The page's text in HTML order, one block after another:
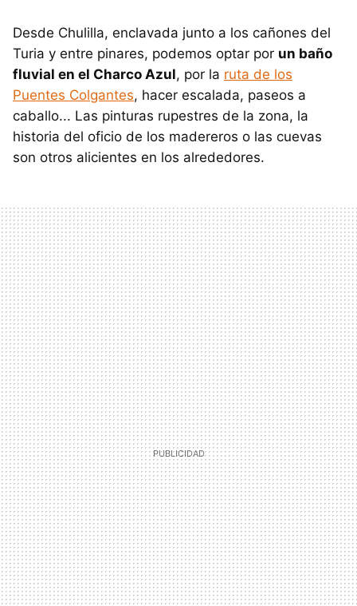
Desde Chulilla, enclavada junto a los cañones del
Turia y entre pinares, podemos optar por un baño
fluvial en el Charco Azul, por la ruta de los
Puentes Colgantes, hacer escalada, paseos a
caballo... Las pinturas rupestres de la zona, la
historia del oficio de los madereros o las cuevas
son otros alicientes en los alrededores.